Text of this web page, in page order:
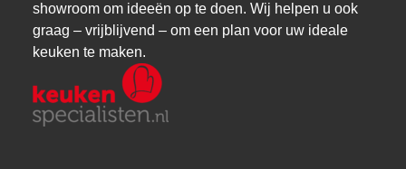
showroom om ideeën op te doen. Wij helpen u ook
graag – vrijblijvend – om een plan voor uw ideale
keuken te maken.